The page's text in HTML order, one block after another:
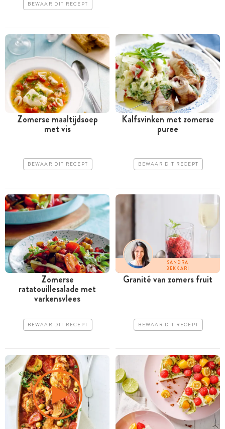
BEWAAR DIT RECEPT
Zomerse maaltijdsoep
met vis
BEWAAR DIT RECEPT
Kalfsvinken met zomerse
puree
BEWAAR DIT RECEPT
Zomerse
ratatouillesalade met
varkensvlees
BEWAAR DIT RECEPT
SANDRA
BEKKARI
Granité van zomers fruit
BEWAAR DIT RECEPT